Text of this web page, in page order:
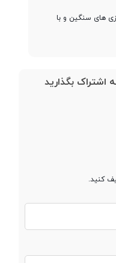
های سنگین و با
اشتراک بگذارید
کنید.